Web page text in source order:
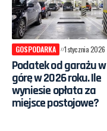
GOSPODARKA 1 stycznia 2026
Podatek od garażu w
górę w 2026 roku. Ile
wyniesie opłata za
miejsce postojowe?